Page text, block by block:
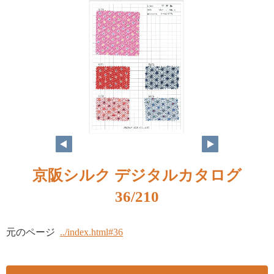
京阪シルク デジタルカタログ
36/210
元のページ ../index.html#36